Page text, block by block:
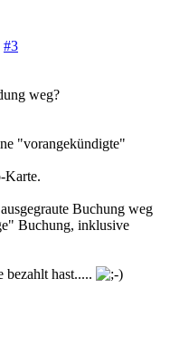
#3
weg?
"vorangekündigte"
Karte.
Buchung weg
Buchung, inklusive
hast.....